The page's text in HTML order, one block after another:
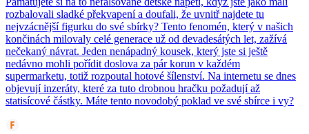
rozbalovali sladké překvapení a doufali, že uvnitř najdete tu
nejvzácnější figurku do své sbírky? Tento fenomén, který v našich
končinách milovaly celé generace už od devadesátých let, zažívá
nečekaný návrat. Jeden nenápadný kousek, který jste si ještě
nedávno mohli pořídit doslova za pár korun v každém
supermarketu, totiž rozpoutal hotové šílenství. Na internetu se dnes
objevují inzeráty, které za tuto drobnou hračku požadují až
statisícové částky. Máte tento novodobý poklad ve své sbírce i vy?